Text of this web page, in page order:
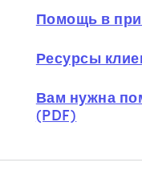
Помощь в
Ресурсы
Вам нужна
(PDF)